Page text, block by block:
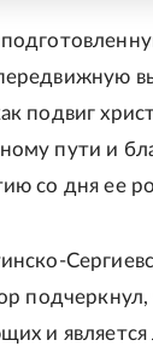
подвиг
пути и
со дня ее
и